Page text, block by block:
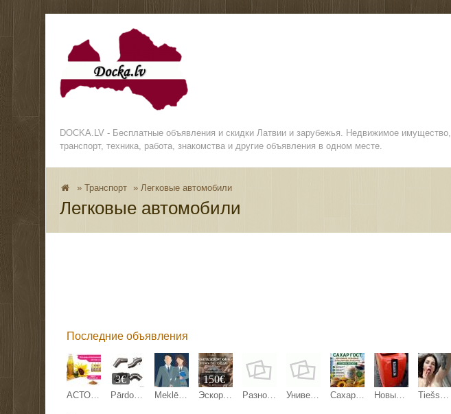
DOCKA.LV - Бесплатные объявления и скидки Латвии и зарубежья. Недвижимое имущество,
транспорт, техника, работа, знакомства и другие объявления в одном месте.
»Транспорт »Легковые автомобили
Легковые автомобили
Последние объявления
АСТОН - Оптовые продажи подсолнечного масла от завода. Экспорт Pārdodam margu detaļas.
3€
Meklējam kandidātu Anglijas uzņēmuma pārstāvniecības direktora amatam Latvijā. Эскорт работа Киев, Кишинев, Варшава, Берлин, Париж.
150€
Разнорабочие на стройку Универсал по внутренним работам Сахар ГОСТ, зерновые, бобовые и масличные культуры оптом Новый мини-экскаватор QL-18 ECO, 1,8 т — цена договорная Tiešsaistes sekss